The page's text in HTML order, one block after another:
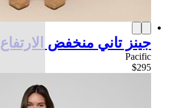
جينز تاني منخفض الارتفاع
Pacific
$295